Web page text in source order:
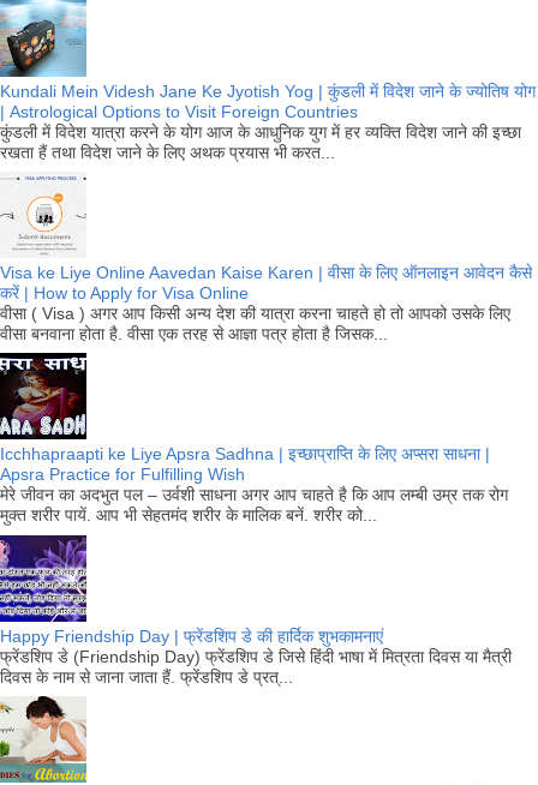
Kundali Mein Videsh Jane Ke Jyotish Yog | कुंडली में विदेश जाने के ज्योतिष योग
| Astrological Options to Visit Foreign Countries
कुंडली में विदेश यात्रा करने के योग आज के आधुनिक युग में हर व्यक्ति विदेश जाने की इच्छा
रखता हैं तथा विदेश जाने के लिए अथक प्रयास भी करत...
Visa ke Liye Online Aavedan Kaise Karen | वीसा के लिए ऑनलाइन आवेदन कैसे
करें | How to Apply for Visa Online
वीसा ( Visa ) अगर आप किसी अन्य देश की यात्रा करना चाहते हो तो आपको उसके लिए
वीसा बनवाना होता है. वीसा एक तरह से आज्ञा पत्र होता है जिसक...
Icchhapraapti ke Liye Apsra Sadhna | इच्छाप्राप्ति के लिए अप्सरा साधना |
Apsra Practice for Fulfilling Wish
मेरे जीवन का अदभुत पल – उर्वशी साधना अगर आप चाहते है कि आप लम्बी उम्र तक रोग
मुक्त शरीर पायें. आप भी सेहतमंद शरीर के मालिक बनें. शरीर को...
Happy Friendship Day | फ्रेंडशिप डे की हार्दिक शुभकामनाएं
फ्रेंडशिप डे (Friendship Day) फ्रेंडशिप डे जिसे हिंदी भाषा में मित्रता दिवस या मैत्री
दिवस के नाम से जाना जाता हैं. फ्रेंडशिप डे प्रत्...